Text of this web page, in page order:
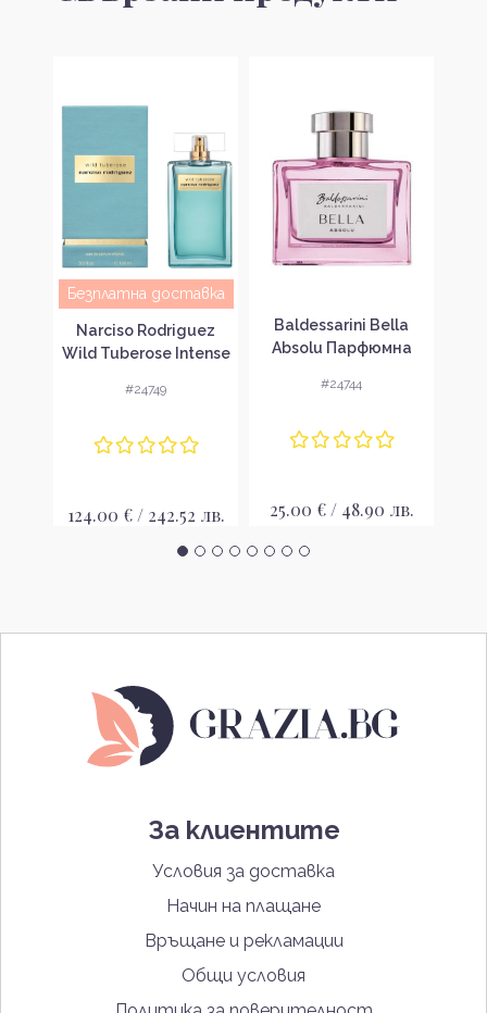
Безплатна доставка
Narciso Rodriguez
Wild Tuberose Intense
жени EDP
#24749
124.00 € / 242.52 лв.
Baldessarini Bella
Absolu Парфюмна
#24744
25.00 € / 48.90 лв.
За клиентите
Условия за доставка
Начин на плащане
Връщане и рекламации
Общи условия